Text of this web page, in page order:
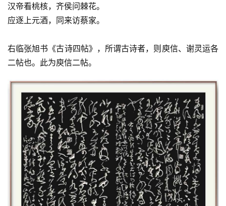
汉帝看桃核，齐侯问棘花。
应逐上元酒，同来访蔡家。
右临张旭书《古诗四帖》，所谓古诗者，则庾信、谢灵运各
二帖也。此为庾信二帖。